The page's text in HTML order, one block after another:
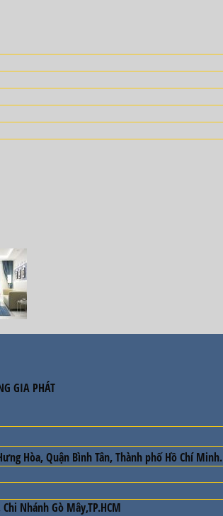
GIA PHÁT
Hòa, Quận Bình Tân, Thành phố Hồ Chí Minh.
Nhánh Gò Mây,TP.HCM